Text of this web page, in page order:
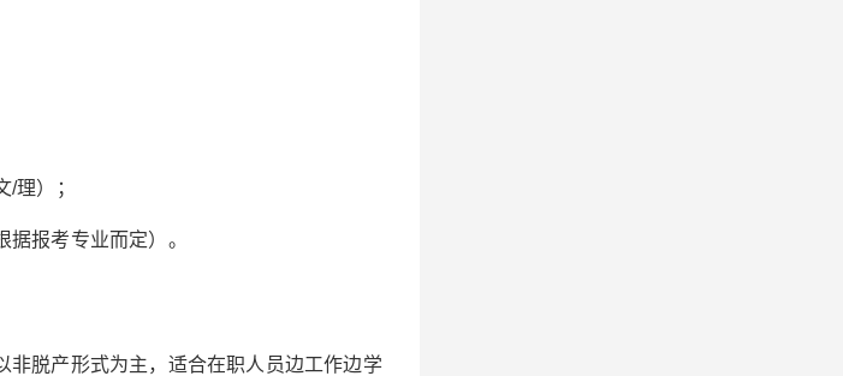
理）；
报考专业而定）。
非脱产形式为主，适合在职人员边工作边学